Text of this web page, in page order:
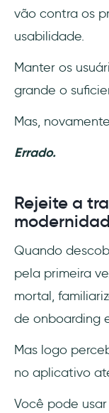
vão contra os
usabilidade.
Manter os
grande o
Mas,
Errado.
Rejeite a
Quando
pela primeira
mortal,
de onboarding
Mas logo
no aplicativo
Você pode